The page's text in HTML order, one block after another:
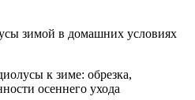
зимой в домашних условиях
к зиме: обрезка,
осеннего ухода